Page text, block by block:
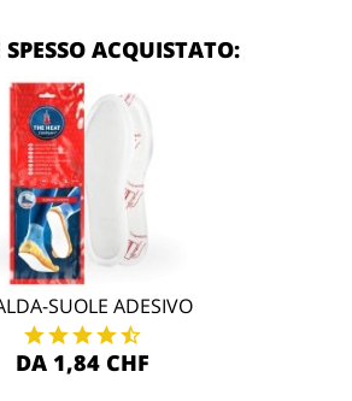
ACQUISTATO:
SUOLE ADESIVO
DA 1,84 CHF